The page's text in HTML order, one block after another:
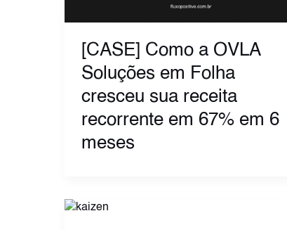
[CASE] Como a OVLA
Soluções em Folha
cresceu sua receita
recorrente em 67% em 6
meses